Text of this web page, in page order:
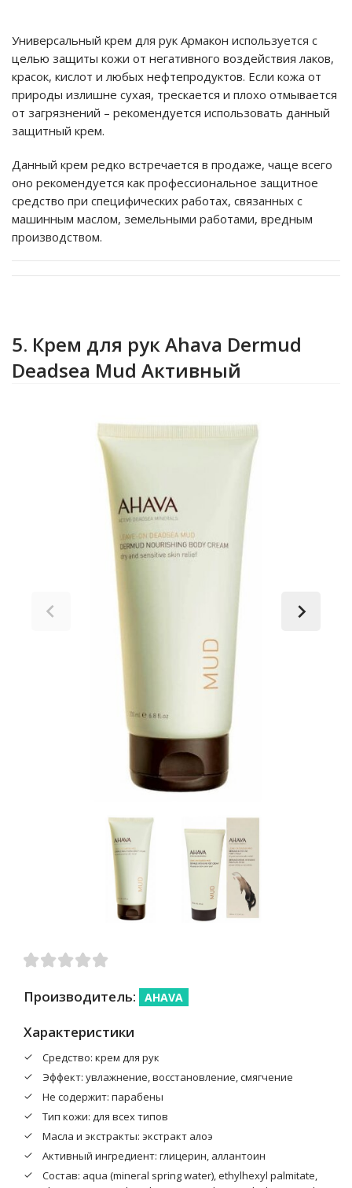
Универсальный крем для рук Армакон используется с
целью защиты кожи от негативного воздействия лаков,
красок, кислот и любых нефтепродуктов. Если кожа от
природы излишне сухая, трескается и плохо отмывается
от загрязнений – рекомендуется использовать данный
защитный крем.
Данный крем редко встречается в продаже, чаще всего
оно рекомендуется как профессиональное защитное
средство при специфических работах, связанных с
машинным маслом, земельными работами, вредным
производством.
5. Крем для рук Ahava Dermud
Deadsea Mud Активный
Производитель: AHAVA
Характеристики
Средство: крем для рук
Эффект: увлажнение, восстановление, смягчение
Не содержит: парабены
Тип кожи: для всех типов
Масла и экстракты: экстракт алоэ
Активный ингредиент: глицерин, аллантоин
Cостав: aqua (mineral spring water), ethylhexyl palmitate,